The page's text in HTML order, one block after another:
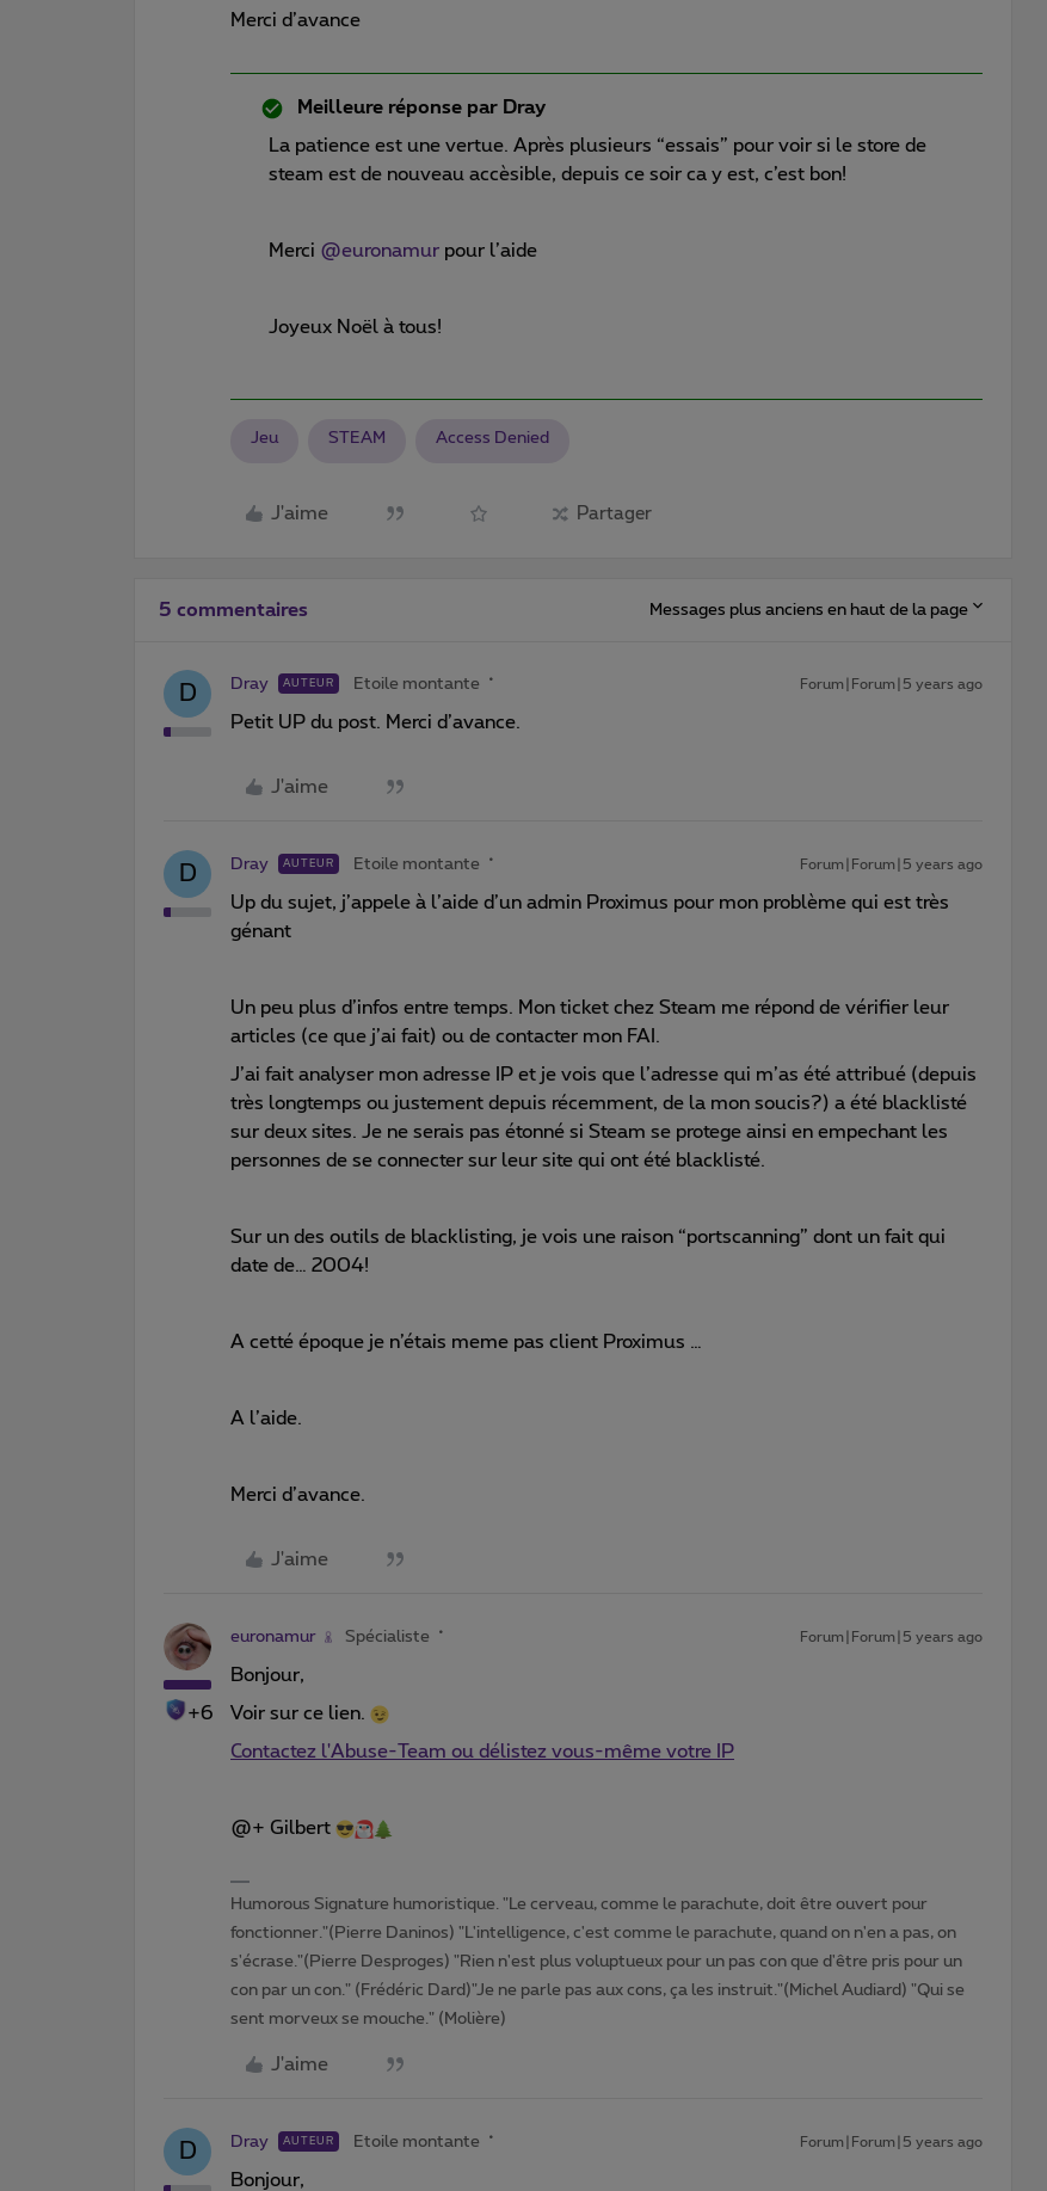
Merci d’avance
Meilleure réponse par Dray
La patience est une vertue. Après plusieurs “essais” pour voir si le store de
steam est de nouveau accèsible, depuis ce soir ca y est, c’est bon!
Merci @euronamur pour l’aide
Joyeux Noël à tous!
Jeu STEAM Access Denied
J'aime Partager
5 commentaires Messages plus anciens en haut de la page
D Dray AUTEUR Etoile montante Forum|Forum|5 years ago
Petit UP du post. Merci d’avance.
J'aime
D Dray AUTEUR Etoile montante Forum|Forum|5 years ago
Up du sujet, j’appele à l’aide d’un admin Proximus pour mon problème qui est très
génant
Un peu plus d’infos entre temps. Mon ticket chez Steam me répond de vérifier leur
articles (ce que j’ai fait) ou de contacter mon FAI.
J’ai fait analyser mon adresse IP et je vois que l’adresse qui m’as été attribué (depuis
très longtemps ou justement depuis récemment, de la mon soucis?) a été blacklisté
sur deux sites. Je ne serais pas étonné si Steam se protege ainsi en empechant les
personnes de se connecter sur leur site qui ont été blacklisté.
Sur un des outils de blacklisting, je vois une raison “portscanning” dont un fait qui
date de… 2004!
A cetté époque je n’étais meme pas client Proximus …
A l’aide.
Merci d’avance.
J'aime
+6
euronamur Spécialiste Forum|Forum|5 years ago
Bonjour,
Voir sur ce lien.
Contactez l'Abuse-Team ou délistez vous-même votre IP
@+ Gilbert
Humorous Signature humoristique. "Le cerveau, comme le parachute, doit être ouvert pour
fonctionner."(Pierre Daninos) "L'intelligence, c'est comme le parachute, quand on n'en a pas, on
s'écrase."(Pierre Desproges) "Rien n'est plus voluptueux pour un pas con que d'être pris pour un
con par un con." (Frédéric Dard)"Je ne parle pas aux cons, ça les instruit."(Michel Audiard) "Qui se
sent morveux se mouche." (Molière)
J'aime
D Dray AUTEUR Etoile montante Forum|Forum|5 years ago
Bonjour,